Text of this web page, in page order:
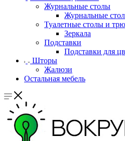
Журнальные столы
Журнальные
Туалетные столы и
Зеркала
Подставки
Подставки для
Шторы
Жалюзи
Остальная мебель